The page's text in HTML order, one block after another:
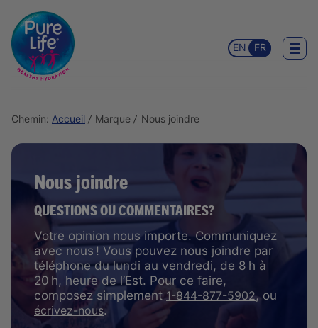
EN FR
Chemin: Accueil Marque Nous joindre
Nous joindre
QUESTIONS OU COMMENTAIRES?
Votre opinion nous importe. Communiquez
avec nous ! Vous pouvez nous joindre par
téléphone du lundi au vendredi, de 8 h à
20 h, heure de l’Est. Pour ce faire,
composez simplement 1-844-877-5902, ou
écrivez-nous.